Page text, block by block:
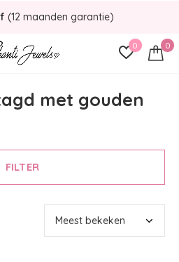
0 0
(12 maanden garantie)
met gouden
FILTER